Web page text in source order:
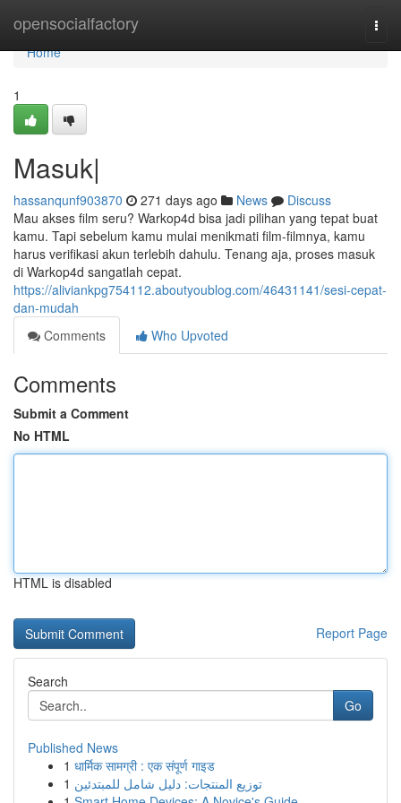
opensocialfactory
Home
Home
1
Masuk|
hassanqunf903870 271 days ago News
Discuss
Mau akses film seru? Warkop4d bisa jadi pilihan yang tepat buat
kamu. Tapi sebelum kamu mulai menikmati film-filmnya, kamu
harus verifikasi akun terlebih dahulu. Tenang aja, proses masuk
di Warkop4d sangatlah cepat.
https://aliviankpg754112.aboutyoublog.com/46431141/sesi-cepat-
dan-mudah
Comments
Who Upvoted
Comments
Submit a Comment
No HTML
HTML is disabled
Report Page
Search
Go
Published News
1 धार्मिक सामग्री : एक संपूर्ण गाइड
1 توزيع المنتجات: دليل شامل للمبتدئين